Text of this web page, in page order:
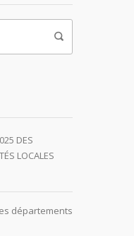
DES
LOCALES
départements